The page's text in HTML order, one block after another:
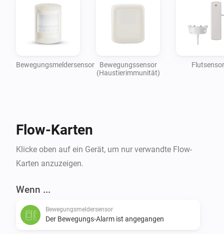
Bewegungsmeldersensor
Bewegungssensor
(Haustierimmunität)
Flutsensor
Flow-Karten
Klicke oben auf ein Gerät, um nur verwandte Flow-
Karten anzuzeigen.
Wenn ...
Bewegungsmeldersensor
Der Bewegungs-Alarm ist angegangen